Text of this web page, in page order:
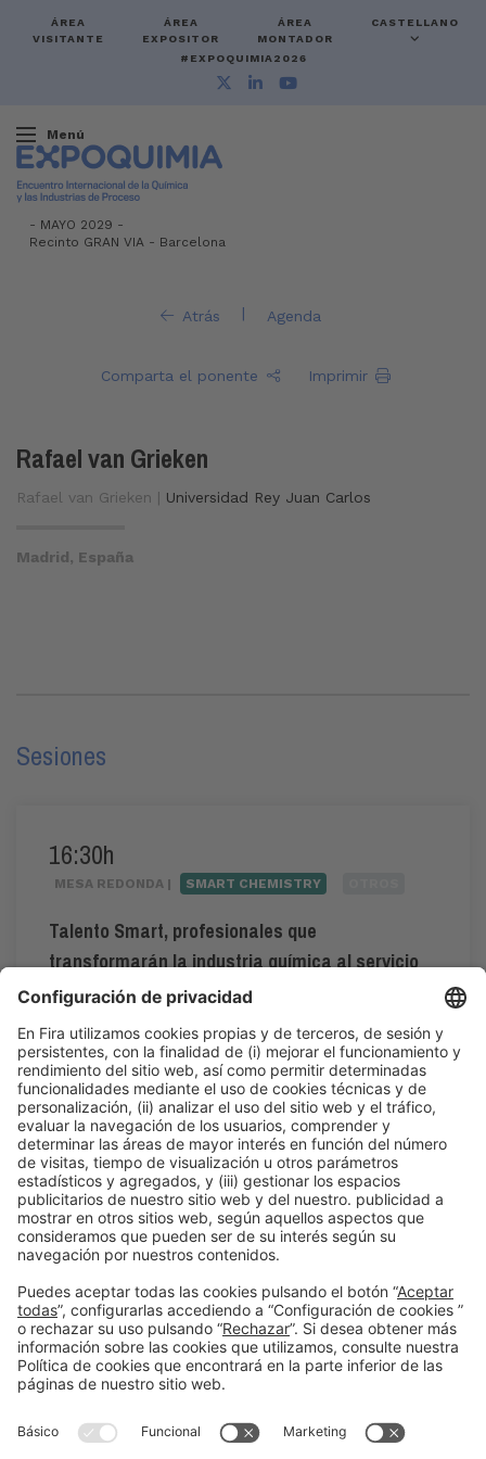
ÁREA
VISITANTE
ÁREA
EXPOSITOR
ÁREA
MONTADOR
CASTELLANO
#EXPOQUIMIA2026
Menú
- MAYO 2029 -
Recinto GRAN VIA - Barcelona
Atrás | Agenda
Comparta el ponente Imprimir
Rafael van Grieken
Rafael van Grieken | Universidad Rey Juan Carlos
Madrid, España
Sesiones
16:30h
MESA REDONDA | SMART CHEMISTRY
Talento Smart, profesionales que
transformarán la industria química al servicio
de la sociedad
Mar 2 16:30h - 17:30h
Smart Chemistry
Acceso público
Leer más